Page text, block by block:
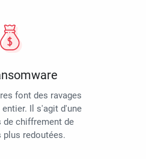
font des ravages
Il s'agit d'une
de chiffrement de
plus redoutées.